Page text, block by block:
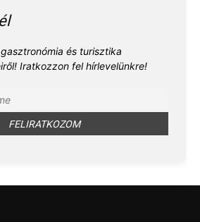
és turisztika
Iratkozzon fel hírlevelünkre!